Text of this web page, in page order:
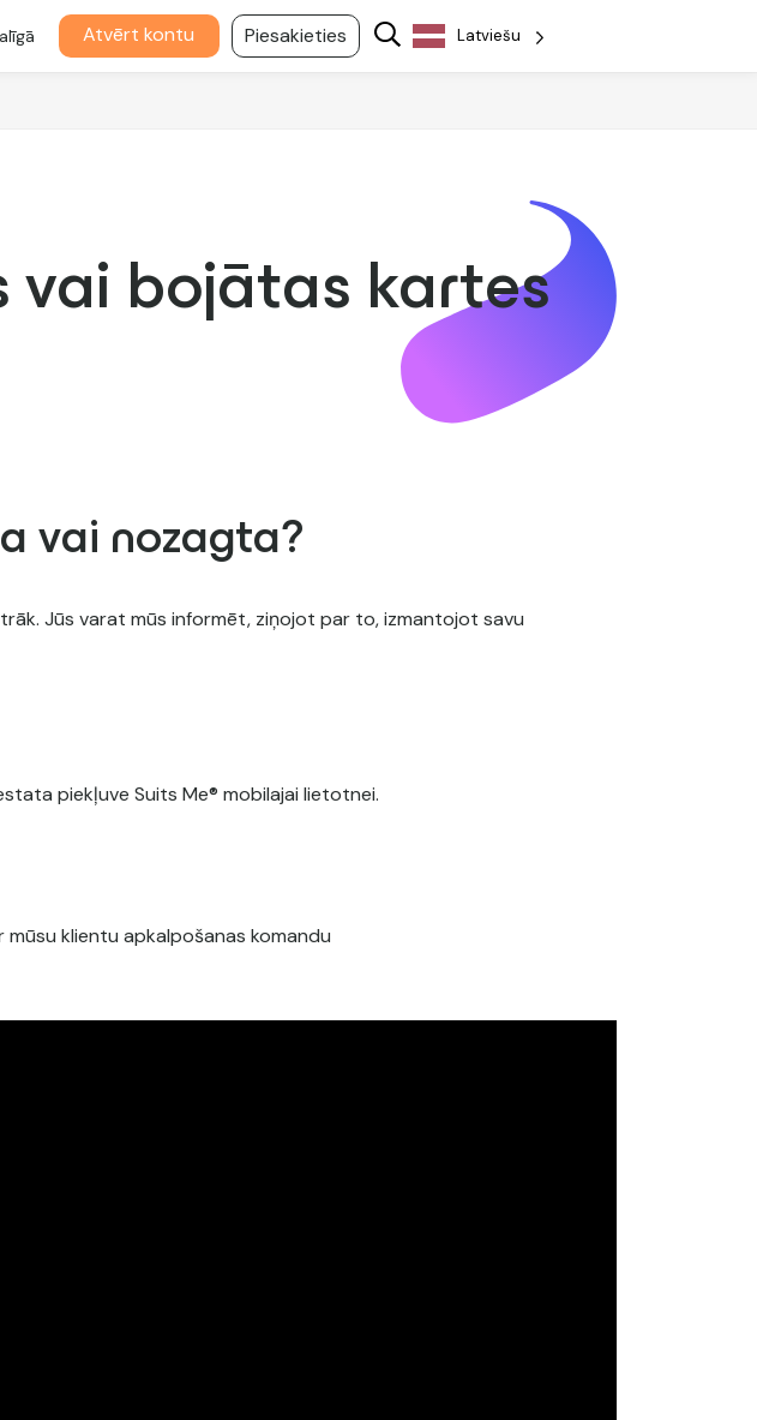
Atvērt kontu Piesakieties Latviešu
vai bojātas kartes
vai nozagta?
Jūs varat mūs informēt, ziņojot par to, izmantojot savu
piekļuve Suits Me® mobilajai lietotnei.
klientu apkalpošanas komandu